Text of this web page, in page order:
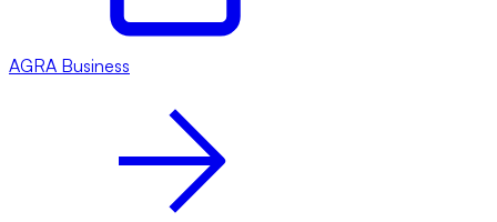
AGRA Business